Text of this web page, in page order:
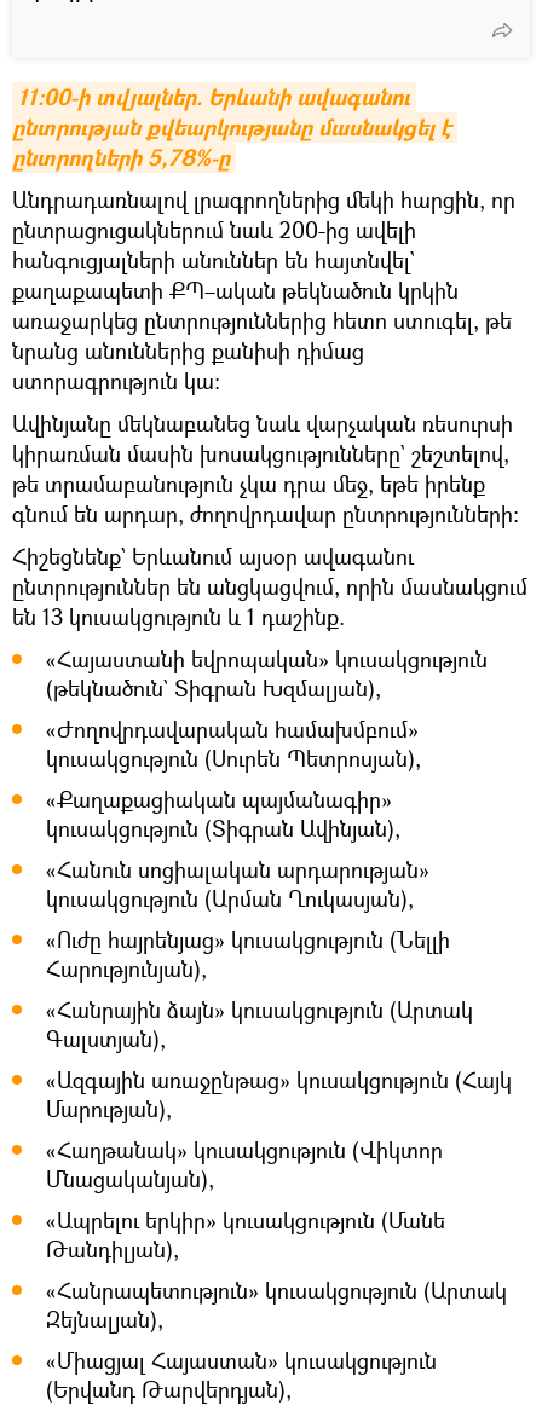
11։00-ի տվյալներ. Երևանի ավագանու
ընտրության քվեարկությանը մասնակցել է
ընտրողների 5,78%-ը
Անդրադառնալով լրագրողներից մեկի հարցին, որ
ընտրացուցակներում նաև 200-ից ավելի
հանգուցյալների անուններ են հայտնվել`
քաղաքապետի ՔՊ–ական թեկնածուն կրկին
առաջարկեց ընտրություններից հետո ստուգել, թե
նրանց անուններից քանիսի դիմաց
ստորագրություն կա։
Ավինյանը մեկնաբանեց նաև վարչական ռեսուրսի
կիրառման մասին խոսակցությունները` շեշտելով,
թե տրամաբանություն չկա դրա մեջ, եթե իրենք
գնում են արդար, ժողովրդավար ընտրությունների։
Հիշեցնենք` Երևանում այսօր ավագանու
ընտրություններ են անցկացվում, որին մասնակցում
են 13 կուսակցություն և 1 դաշինք.
«Հայաստանի եվրոպական» կուսակցություն
(թեկնածուն` Տիգրան Խզմալյան),
«Ժողովրդավարական համախմբում»
կուսակցություն (Սուրեն Պետրոսյան),
«Քաղաքացիական պայմանագիր»
կուսակցություն (Տիգրան Ավինյան),
«Հանուն սոցիալական արդարության»
կուսակցություն (Արման Ղուկասյան),
«Ուժը հայրենյաց» կուսակցություն (Նելլի
Հարությունյան),
«Հանրային ձայն» կուսակցություն (Արտակ
Գալստյան),
«Ազգային առաջընթաց» կուսակցություն (Հայկ
Մարության),
«Հաղթանակ» կուսակցություն (Վիկտոր
Մնացականյան),
«Ապրելու երկիր» կուսակցություն (Մանե
Թանդիլյան),
«Հանրապետություն» կուսակցություն (Արտակ
Զեյնալյան),
«Միացյալ Հայաստան» կուսակցություն
(Երվանդ Թարվերդյան),